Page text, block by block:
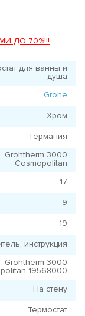
ДО 70%!!!
для ванны и
душа
Grohe
Хром
Германия
Grohtherm 3000
Cosmopolitan
17
9
19
инструкция
Grohtherm 3000
19568000
На стену
Термостат